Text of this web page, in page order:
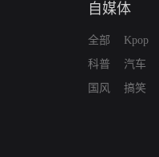
自媒体
全部
科普
国风
Kpop
汽车
搞笑